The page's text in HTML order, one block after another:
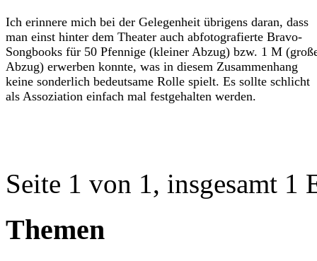
Ich erinnere mich bei der Gelegenheit übrigens daran, dass
man einst hinter dem Theater auch abfotografierte Bravo-
Songbooks für 50 Pfennige (kleiner Abzug) bzw. 1 M
Abzug) erwerben konnte, was in diesem Zusammenhang
keine sonderlich bedeutsame Rolle spielt. Es sollte schlicht
als Assoziation einfach mal festgehalten werden.
Seite 1 von 1, insgesamt 1
Themen